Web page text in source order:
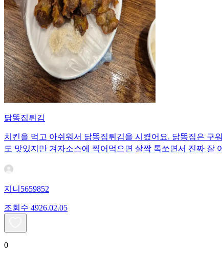
닭똥집튀김
치킨을 먹고 아쉬워서 닭똥집튀김을 시켰어요. 닭똥집은 구
도 맛있지만 겨자소스에 찍어먹으면 살짝 톡쏘면서 진짜 잘
지니5659852
조회수 4926.02.05
0